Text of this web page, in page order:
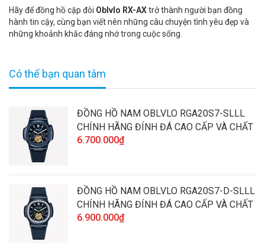
Hãy để đồng hồ cặp đôi Oblvlo RX-AXtrở thành người bạn đồng
hành tin cậy, cùng bạn viết nên những câu chuyện tình yêu đẹp và
những khoảnh khắc đáng nhớ trong cuộc sống.
Có thể bạn quan tâm
ĐỒNG HỒ NAM OBLVLO RGA20S7-SLLL
CHÍNH HÃNG ĐÍNH ĐÁ CAO CẤP VÀ CHẤT
LƯỢNG
6.700.000₫
ĐỒNG HỒ NAM OBLVLO RGA20S7-D-SLLL
CHÍNH HÃNG ĐÍNH ĐÁ CAO CẤP VÀ CHẤT
LƯỢNG
6.900.000₫